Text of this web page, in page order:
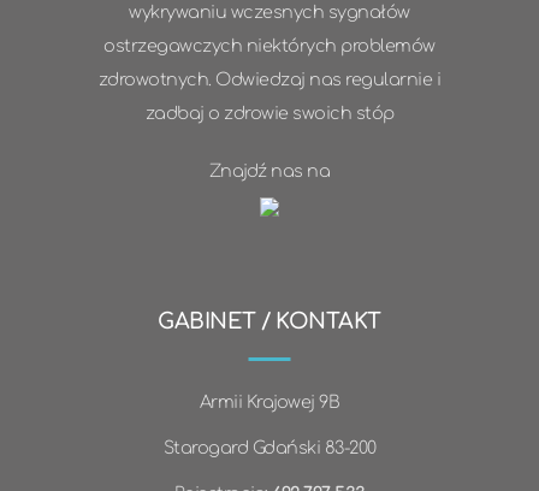
wykrywaniu wczesnych sygnałów
ostrzegawczych niektórych problemów
zdrowotnych. Odwiedzaj nas regularnie i
zadbaj o zdrowie swoich stóp
Znajdź nas na
GABINET / KONTAKT
Armii Krajowej 9B
Starogard Gdański 83-200